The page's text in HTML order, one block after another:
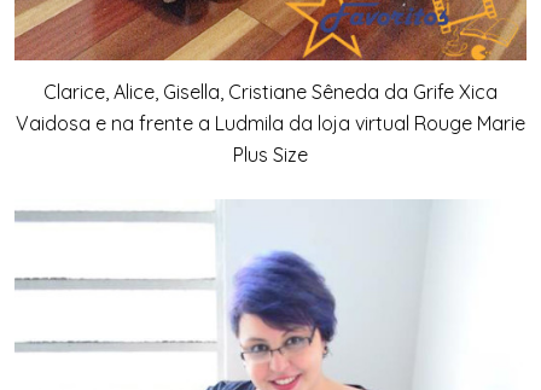
Clarice, Alice, Gisella, Cristiane Sêneda da Grife Xica
Vaidosa e na frente a Ludmila da loja virtual Rouge Marie
Plus Size